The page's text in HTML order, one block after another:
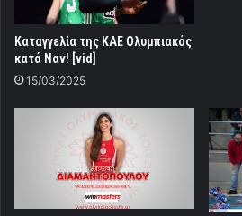
Καταγγελία της ΚΑΕ Ολυμπιακός
κατά Ναν! [vid]
15/03/2025